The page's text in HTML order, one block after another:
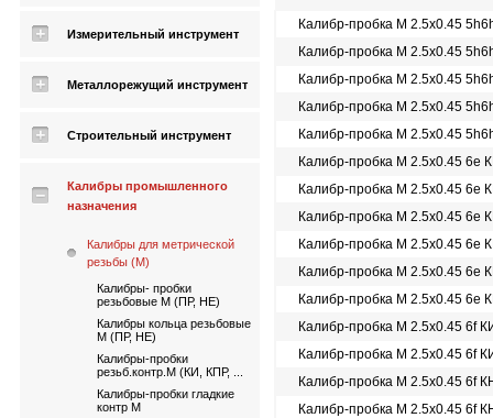
Измерительный инструмент
Металлорежущий инструмент
Строительный инструмент
Калибры промышленного
назначения
Калибры для метрической
резьбы (М)
Калибры- пробки
резьбовые М (ПР, НЕ)
Калибры кольца резьбовые
М (ПР, НЕ)
Калибры-пробки
резьб.контр.М (КИ, КПР, ...
Калибры-пробки гладкие
контр М
Калибр-пробка М 2.5х0.45
Калибр-пробка М 2.5х0.45
Калибр-пробка М 2.5х0.45
Калибр-пробка М 2.5х0.45
Калибр-пробка М 2.5х0.45
Калибр-пробка М 2.5х0.45 6e
Калибр-пробка М 2.5х0.45 6e
Калибр-пробка М 2.5х0.45 6e
Калибр-пробка М 2.5х0.45 6e
Калибр-пробка М 2.5х0.45 6e
Калибр-пробка М 2.5х0.45 6e
Калибр-пробка М 2.5х0.45 6f
Калибр-пробка М 2.5х0.45 6f
Калибр-пробка М 2.5х0.45 6f
Калибр-пробка М 2.5х0.45 6f